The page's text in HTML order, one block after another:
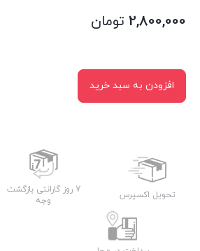
2,800,000 تومان
افزودن به سبد خرید
تحویل اکسپرس
7 روز گارانتی بازگشت
وجه